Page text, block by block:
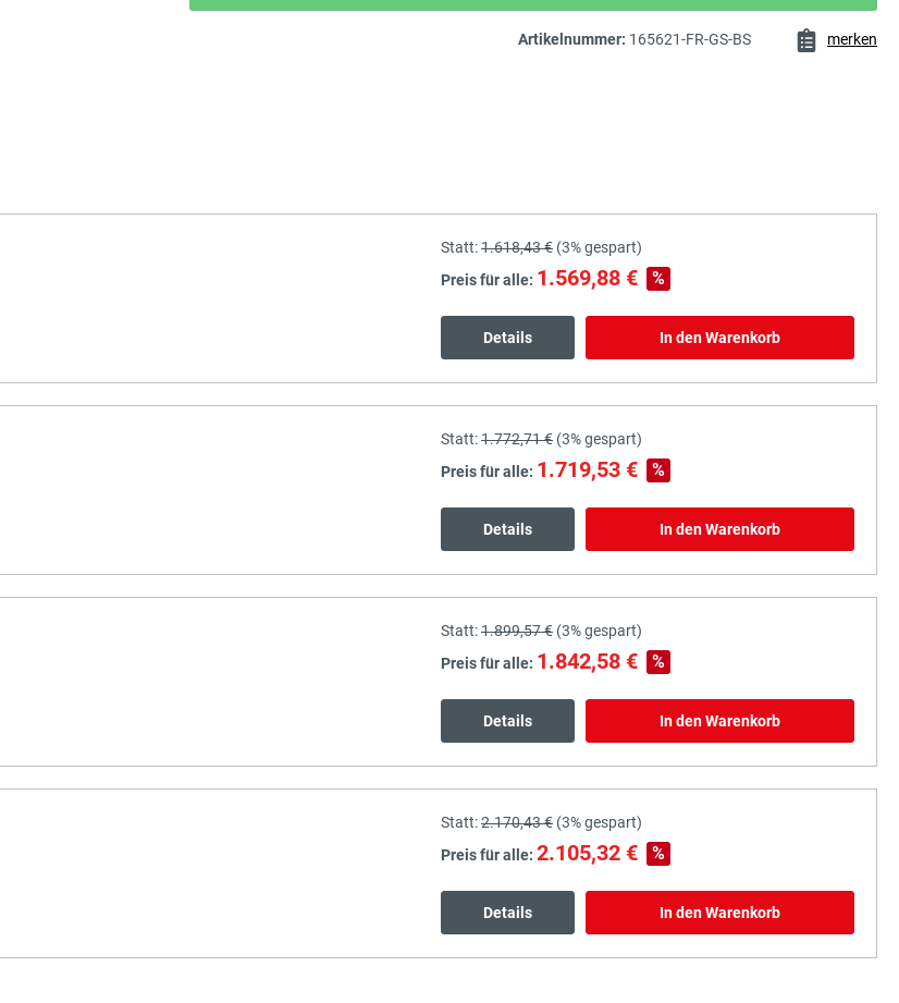
Artikelnummer: 165621-FR-GS-BS merken
Statt:1.618,43 € (3%gespart)
Preis für alle: 1.569,88 € %
Details In den Warenkorb
Statt:1.772,71 € (3%gespart)
Preis für alle: 1.719,53 € %
Details In den Warenkorb
Statt:1.899,57 € (3%gespart)
Preis für alle: 1.842,58 € %
Details In den Warenkorb
Statt:2.170,43 € (3%gespart)
Preis für alle: 2.105,32 € %
Details In den Warenkorb